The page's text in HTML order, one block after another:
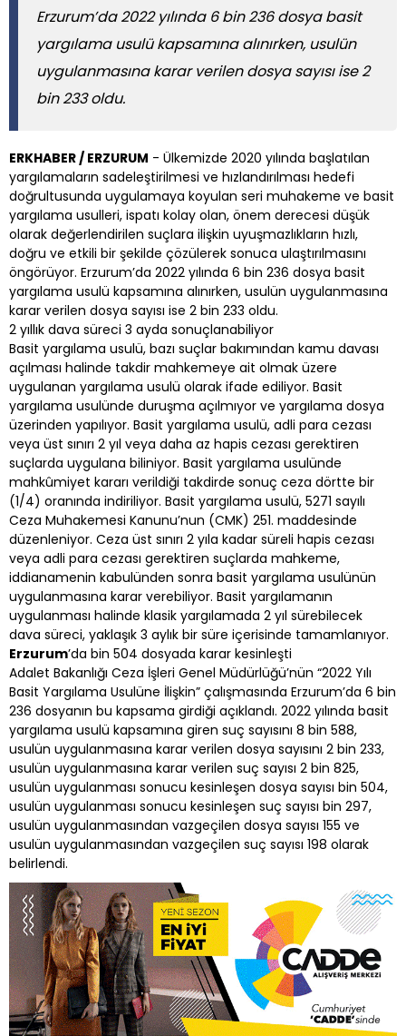
Erzurum’da 2022 yılında 6 bin 236 dosya basit
yargılama usulü kapsamına alınırken, usulün
uygulanmasına karar verilen dosya sayısı ise 2
bin 233 oldu.
ERKHABER / ERZURUM - Ülkemizde 2020 yılında başlatılan
yargılamaların sadeleştirilmesi ve hızlandırılması hedefi
doğrultusunda uygulamaya koyulan seri muhakeme ve basit
yargılama usulleri, ispatı kolay olan, önem derecesi düşük
olarak değerlendirilen suçlara ilişkin uyuşmazlıkların hızlı,
doğru ve etkili bir şekilde çözülerek sonuca ulaştırılmasını
öngörüyor. Erzurum’da 2022 yılında 6 bin 236 dosya basit
yargılama usulü kapsamına alınırken, usulün uygulanmasına
karar verilen dosya sayısı ise 2 bin 233 oldu.
2 yıllık dava süreci 3 ayda sonuçlanabiliyor
Basit yargılama usulü, bazı suçlar bakımından kamu davası
açılması halinde takdir mahkemeye ait olmak üzere
uygulanan yargılama usulü olarak ifade ediliyor. Basit
yargılama usulünde duruşma açılmıyor ve yargılama dosya
üzerinden yapılıyor. Basit yargılama usulü, adli para cezası
veya üst sınırı 2 yıl veya daha az hapis cezası gerektiren
suçlarda uygulana biliniyor. Basit yargılama usulünde
mahkûmiyet kararı verildiği takdirde sonuç ceza dörtte bir
(1/4) oranında indiriliyor. Basit yargılama usulü, 5271 sayılı
Ceza Muhakemesi Kanunu’nun (CMK) 251. maddesinde
düzenleniyor. Ceza üst sınırı 2 yıla kadar süreli hapis cezası
veya adli para cezası gerektiren suçlarda mahkeme,
iddianamenin kabulünden sonra basit yargılama usulünün
uygulanmasına karar verebiliyor. Basit yargılamanın
uygulanması halinde klasik yargılamada 2 yıl sürebilecek
dava süreci, yaklaşık 3 aylık bir süre içerisinde tamamlanıyor.
Erzurum’da bin 504 dosyada karar kesinleşti
Adalet Bakanlığı Ceza İşleri Genel Müdürlüğü’nün “2022 Yılı
Basit Yargılama Usulüne İlişkin” çalışmasında Erzurum’da 6 bin
236 dosyanın bu kapsama girdiği açıklandı. 2022 yılında basit
yargılama usulü kapsamına giren suç sayısını 8 bin 588,
usulün uygulanmasına karar verilen dosya sayısını 2 bin 233,
usulün uygulanmasına karar verilen suç sayısı 2 bin 825,
usulün uygulanması sonucu kesinleşen dosya sayısı bin 504,
usulün uygulanması sonucu kesinleşen suç sayısı bin 297,
usulün uygulanmasından vazgeçilen dosya sayısı 155 ve
usulün uygulanmasından vazgeçilen suç sayısı 198 olarak
belirlendi.